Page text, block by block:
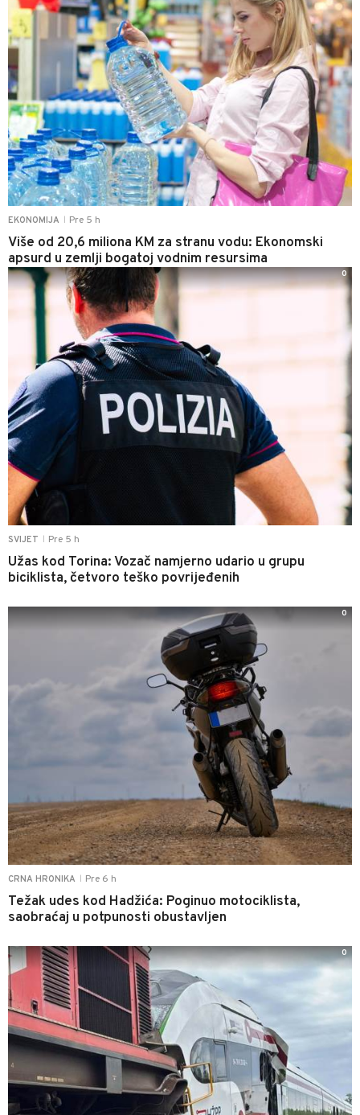
EKONOMIJA Pre 5 h
Više od 20,6 miliona KM za stranu vodu: Ekonomski
apsurd u zemlji bogatoj vodnim resursima
SVIJET Pre 5 h
Užas kod Torina: Vozač namjerno udario u grupu
biciklista, četvoro teško povrijeđenih
0
CRNA HRONIKA Pre 6 h
Težak udes kod Hadžića: Poginuo motociklista,
saobraćaj u potpunosti obustavljen
0
0